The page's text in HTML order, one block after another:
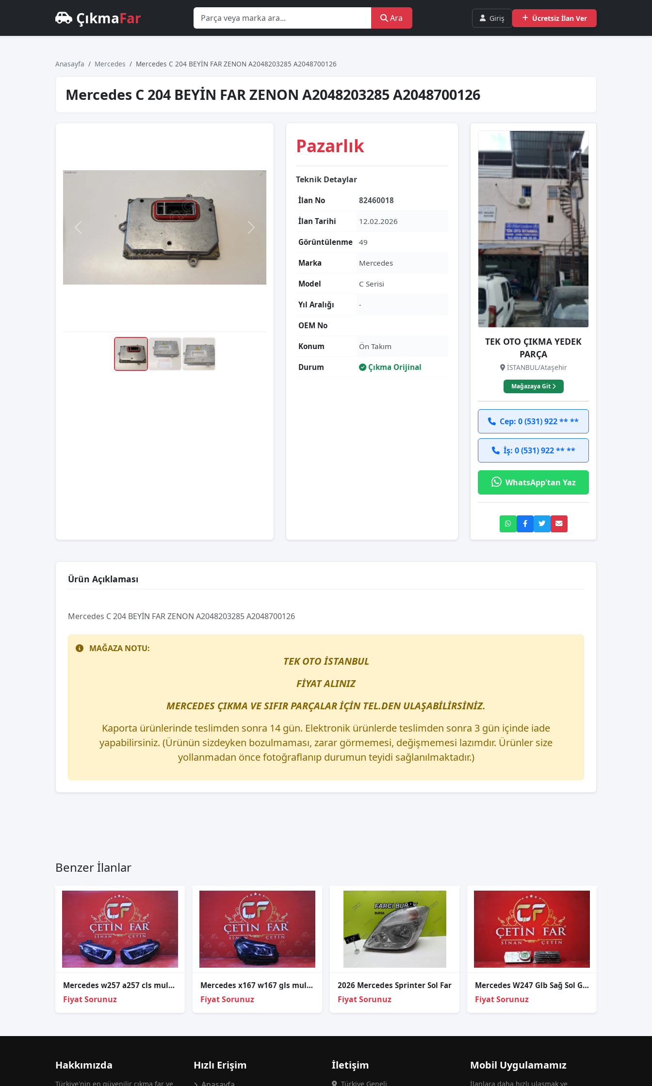
ÇıkmaFar Ara Giriş Ücretsiz İlan Ver
Anasayfa Mercedes Mercedes C 204 BEYİN FAR ZENON A2048203285 A2048700126
Mercedes C 204 BEYİN FAR ZENON A2048203285 A2048700126
Pazarlık
Teknik Detaylar
İlan No 82460018
İlan Tarihi 12.02.2026
Görüntülenme 49
Marka Mercedes
Model C Serisi
Yıl Aralığı -
OEM No
Konum Ön Takım
Durum Çıkma Orijinal
TEK OTO ÇIKMA YEDEK
PARÇA
İSTANBUL/Ataşehir
Mağazaya Git
Cep: 0 (531) 922 ** **
İş: 0 (531) 922 ** **
WhatsApp'tan Yaz
Ürün Açıklaması
Mercedes C 204 BEYİN FAR ZENON A2048203285 A2048700126
MAĞAZA NOTU:
TEK OTO İSTANBUL
FİYAT ALINIZ
MERCEDES ÇIKMA VE SIFIR PARÇALAR İÇİN TEL.DEN ULAŞABİLİRSİNİZ.
Kaporta ürünlerinde teslimden sonra 14 gün. Elektronik ürünlerde teslimden sonra 3 gün içinde iade
yapabilirsiniz. (Ürünün sizdeyken bozulmaması, zarar görmemesi, değişmemesi lazımdır. Ürünler size
yollanmadan önce fotoğraflanıp durumun teyidi sağlanılmaktadır.)
Benzer İlanlar
Mercedes w257 a257 cls multi̇beam led sağ sol far orj çıkma 2020-2025
Fiyat Sorunuz
Mercedes x167 w167 gls multi̇beam sağ far çıkma orj a1679068006
Fiyat Sorunuz
2026 Mercedes Sprinter Sol Far
Fiyat Sorunuz
Mercedes W247 Glb Sağ Sol Gündüz Led Beyni̇ Sıfır 222.004-52 222.004-51
Fiyat Sorunuz
Hakkımızda
Türkiye'nin en güvenilir çıkma far ve
Hızlı Erişim İletişim
Türkiye Geneli
Mobil Uygulamamız
İlanlara daha hızlı ulaşmak ve